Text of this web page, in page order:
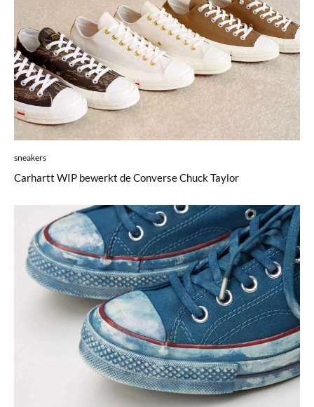
sneakers
Carhartt WIP bewerkt de Converse Chuck Taylor